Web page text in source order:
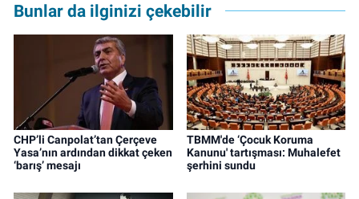
Bunlar da ilginizi çekebilir
CHP’li Canpolat’tan Çerçeve
Yasa’nın ardından dikkat çeken
‘barış’ mesajı
TBMM'de ‘Çocuk Koruma
Kanunu' tartışması: Muhalefet
şerhini sundu